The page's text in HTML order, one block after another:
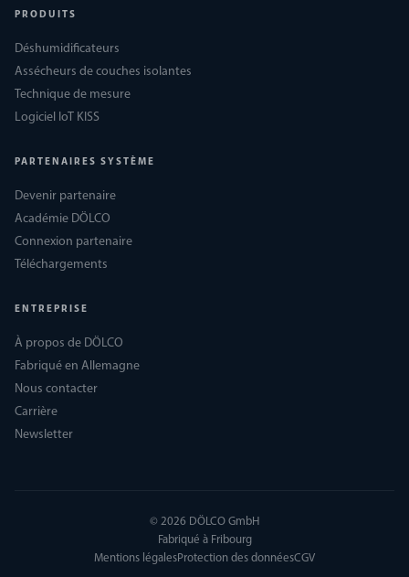
PRODUITS
Déshumidificateurs
Assécheurs de couches isolantes
Technique de mesure
Logiciel IoT KISS
PARTENAIRES SYSTÈME
Devenir partenaire
Académie DÖLCO
Connexion partenaire
Téléchargements
ENTREPRISE
À propos de DÖLCO
Fabriqué en Allemagne
Nous contacter
Carrière
Newsletter
© 2026 DÖLCO GmbH
Fabriqué à Fribourg
Mentions légalesProtection des donnéesCGV